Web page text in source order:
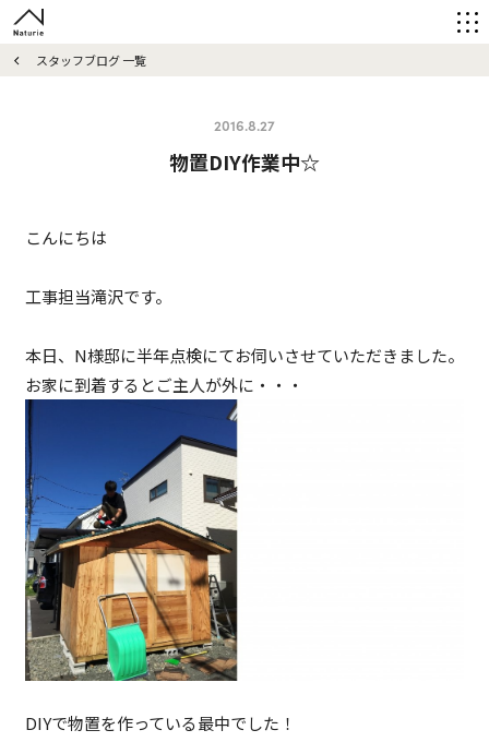
スタッフブログ 一覧
2016.8.27
物置DIY作業中☆
こんにちは
工事担当滝沢です。
本日、N様邸に半年点検にてお伺いさせていただきました。
お家に到着するとご主人が外に・・・
DIYで物置を作っている最中でした！